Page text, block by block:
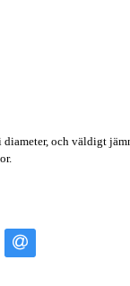
diameter, och väldigt